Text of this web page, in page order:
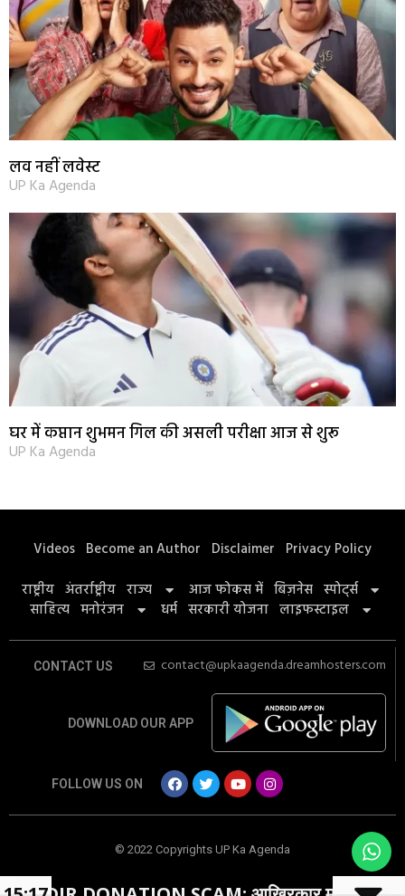
लव नहीं लवेस्ट
UP Ka Agenda
घर में कप्तान शुभमन गिल की असली परीक्षा आज से शुरू
UP Ka Agenda
Videos Become an Author Disclaimer Privacy Policy
राष्ट्रीय अंतर्राष्ट्रीय राज्य आज फोकस में बिज़नेस स्पोर्ट्स
साहित्य मनोरंजन धर्म सरकारी योजना लाइफस्टाइल
CONTACT US contact@upkaagenda.dreamhosters.com
DOWNLOAD OUR APP
FOLLOW US ON
© 2022 Copyrights UP Ka Agenda